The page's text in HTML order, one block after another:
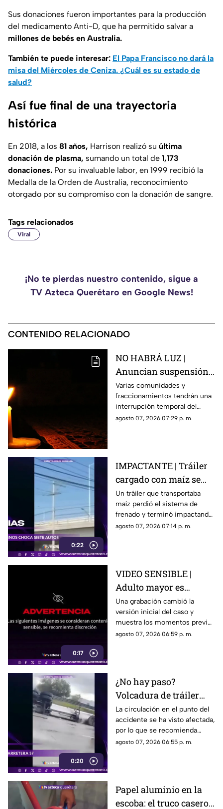
Sus donaciones fueron importantes para la producción
del medicamento Anti-D, que ha permitido salvar a
millones de bebés en Australia.
También te puede interesar: El Papa Francisco no dará la
misa del Miércoles de Ceniza. ¿Cuál es su estado de
salud?
Así fue final de una trayectoria
histórica
En 2018, a los 81 años, Harrison realizó su última
donación de plasma, sumando un total de 1,173
donaciones. Por su invaluable labor, en 1999 recibió la
Medalla de la Orden de Australia, reconocimiento
otorgado por su compromiso con la donación de sangre.
Tags relacionados
Viral
¡No te pierdas nuestro contenido, sigue a
TV Azteca Querétaro en Google News!
CONTENIDO RELACIONADO
NO HABRÁ LUZ |
Anuncian suspensión
del suministro eléctrico
en Querétaro; estás
serán las zonas
afectadas
Varias comunidades y
fraccionamientos tendrán una
interrupción temporal del
servicio eléctrico durante
agosto 07, 2026 07:29 p. m.
0:22
IMPACTANTE | Tráiler
cargado con maíz se
queda sin frenos y
embiste a siete
vehículos
Un tráiler que transportaba
maíz perdió el sistema de
frenado y terminó impactando
a siete vehículos que
agosto 07, 2026 07:14 p. m.
0:17
VIDEO SENSIBLE |
Adulto mayor es
atropell4do por tráiler;
fue empujado antes de
m0rir
Una grabación cambió la
versión inicial del caso y
muestra los momentos previos
al atropellamiento ocurrido en
agosto 07, 2026 06:59 p. m.
0:20
¿No hay paso?
Volcadura de tráiler
colapsa este punto de la
carretera 57
La circulación en el punto del
accidente se ha visto afectada,
por lo que se recomienda
considerar tiempos de
agosto 07, 2026 06:55 p. m.
Papel aluminio en la
escoba: el truco casero